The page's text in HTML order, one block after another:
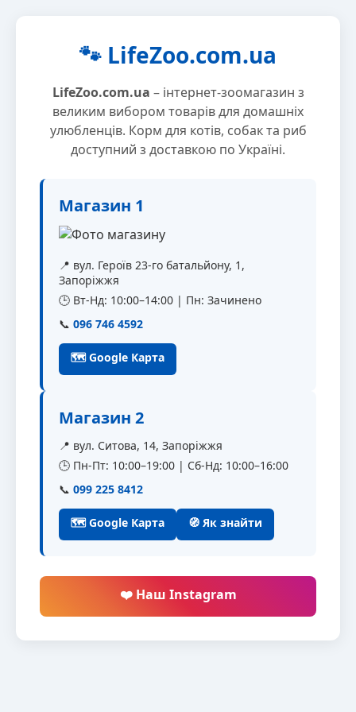
🐾 LifeZoo.com.ua
LifeZoo.com.ua – інтернет-зоомагазин з
великим вибором товарів для домашніх
улюбленців. Корм для котів, собак та риб
доступний з доставкою по Україні.
Магазин 1
📍 вул. Героїв 23-го батальйону, 1,
Запоріжжя
🕒 Вт-Нд: 10:00–14:00 | Пн: Зачинено
📞 096 746 4592
🗺 Google Карта
Магазин 2
📍 вул. Ситова, 14, Запоріжжя
🕒 Пн-Пт: 10:00–19:00 | Сб-Нд: 10:00–16:00
📞 099 225 8412
🗺 Google Карта 🧭 Як знайти
❤️ Наш Instagram